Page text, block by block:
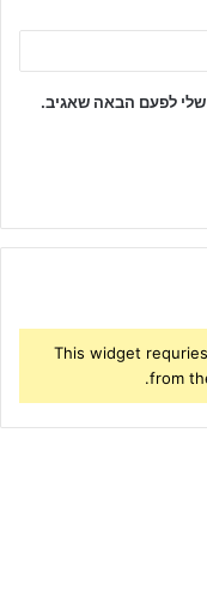
לפעם הבאה שאגיב.
This widget
from